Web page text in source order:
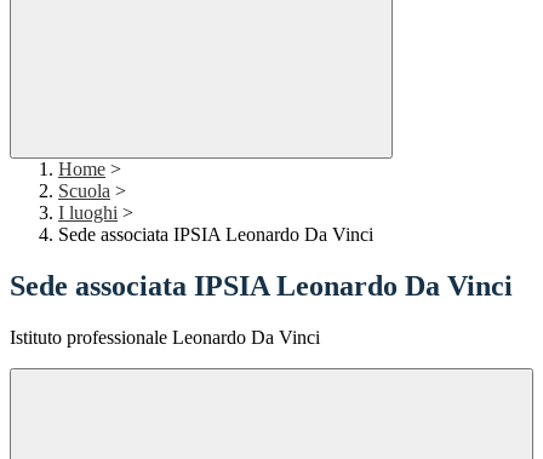
Home >
Scuola >
I luoghi >
Sede associata IPSIA Leonardo Da Vinci
Sede associata IPSIA Leonardo Da Vinci
Istituto professionale Leonardo Da Vinci